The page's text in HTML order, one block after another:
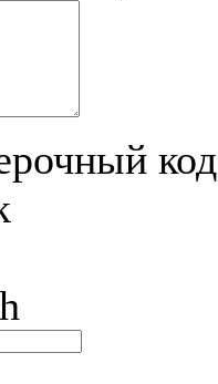
код